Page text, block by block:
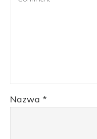
Nazwa *